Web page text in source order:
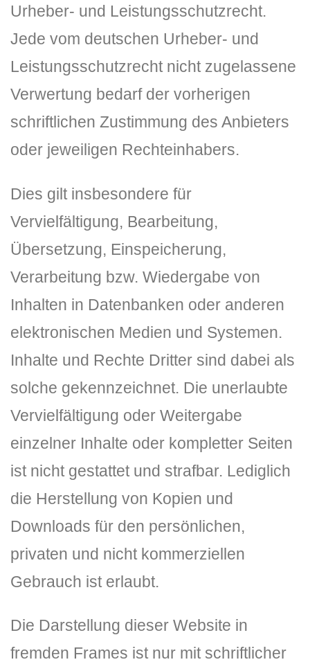
Urheber- und Leistungsschutzrecht.
Jede vom deutschen Urheber- und
Leistungsschutzrecht nicht zugelassene
Verwertung bedarf der vorherigen
schriftlichen Zustimmung des Anbieters
oder jeweiligen Rechteinhabers.
Dies gilt insbesondere für
Vervielfältigung, Bearbeitung,
Übersetzung, Einspeicherung,
Verarbeitung bzw. Wiedergabe von
Inhalten in Datenbanken oder anderen
elektronischen Medien und Systemen.
Inhalte und Rechte Dritter sind dabei als
solche gekennzeichnet. Die unerlaubte
Vervielfältigung oder Weitergabe
einzelner Inhalte oder kompletter Seiten
ist nicht gestattet und strafbar. Lediglich
die Herstellung von Kopien und
Downloads für den persönlichen,
privaten und nicht kommerziellen
Gebrauch ist erlaubt.
Die Darstellung dieser Website in
fremden Frames ist nur mit schriftlicher